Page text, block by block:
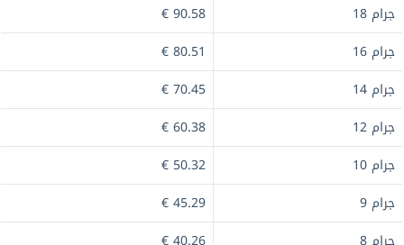
جرام 18
90.58 €
جرام 16
80.51 €
جرام 14
70.45 €
جرام 12
60.38 €
جرام 10
50.32 €
جرام 9
45.29 €